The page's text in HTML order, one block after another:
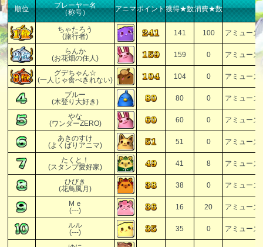
順位
プレーヤー名
（称号）
アニマポイント獲得★数消費★数
ちゃたろう
(旅行者)
141 100 アミューズ
らんか
(お花畑の住人)
159 0 アミューズ
グデちゃん☆
(一人じゃ食べきれない)
104 0 アミューズ
ブルー
(木登り大好き)
80 0 アミューズ
やな
(ワンダーZERO)
60 0 アミューズ
あきのすけ
(よくばりアニマ)
51 0 アミューズ
たくと！
(スタンプ愛好家)
41 8 アミューズ
ひびき
(花鳥風月)
38 0 アミューズ
Ｍｅ
(---)
16 20 アミューズ
ルル
(---)
35 0 アミューズ